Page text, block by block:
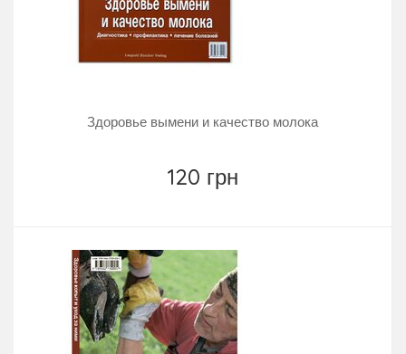
Здоровье вымени и качество молока
120 грн